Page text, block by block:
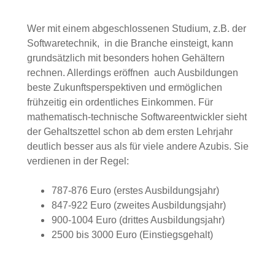
Ausbildung
Wer mit einem abgeschlossenen Studium, z.B.
der Softwaretechnik, in die Branche einsteigt,
kann grundsätzlich mit besonders hohen
Gehältern rechnen. Allerdings eröffnen auch
Ausbildungen beste Zukunftsperspektiven und
ermöglichen frühzeitig ein ordentliches
Einkommen. Für mathematisch-technische
Softwareentwickler sieht der Gehaltszettel schon
für viele andere Azubis. Sie verdienen in der
Regel:
787-876 Euro (erstes Ausbildungsjahr)